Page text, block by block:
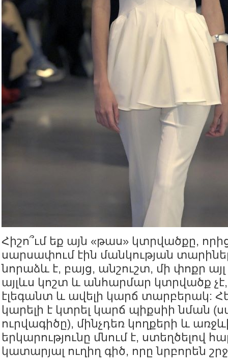
Հիշո՞ւմ եք այն «թաս» կտրվածքը,
սարսափում էին մանկության
նորաձև է, բայց, անշուշտ, մի փոքր
այլևս կոշտ և անհարմար կտրվածք չէ,
էլեգանտ և ավելի կարճ տարբերակ:
կարելի է կտրել կարճ պիքսիի նման
ուրվագիծը), մինչդեռ կողքերի և
երկարությունը մնում է, ստեղծելով
կատարյալ ուղիղ գիծ, որը նրբորեն